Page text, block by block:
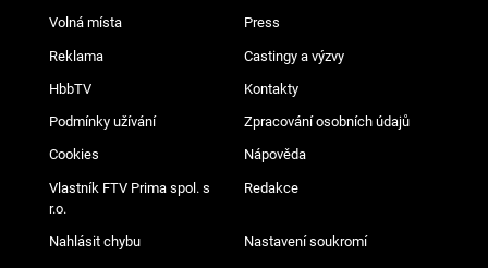
Volná místa Press
Reklama Castingy a výzvy
HbbTV Kontakty
Podmínky užívání Zpracování osobních údajů
Cookies Nápověda
Vlastník FTV Prima spol. s
r.o.
Redakce
Nahlásit chybu Nastavení soukromí